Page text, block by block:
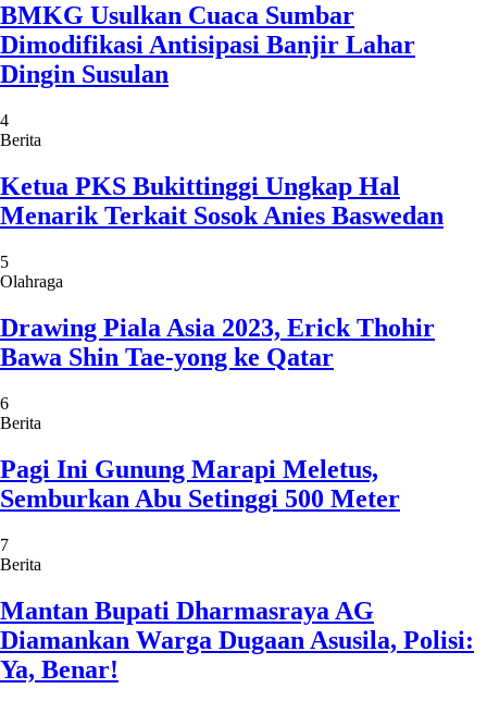
BMKG Usulkan Cuaca Sumbar
Dimodifikasi Antisipasi Banjir Lahar
Dingin Susulan
4
Berita
Ketua PKS Bukittinggi Ungkap Hal
Menarik Terkait Sosok Anies Baswedan
5
Olahraga
Drawing Piala Asia 2023, Erick Thohir
Bawa Shin Tae-yong ke Qatar
6
Berita
Pagi Ini Gunung Marapi Meletus,
Semburkan Abu Setinggi 500 Meter
7
Berita
Mantan Bupati Dharmasraya AG
Diamankan Warga Dugaan Asusila, Polisi:
Ya, Benar!